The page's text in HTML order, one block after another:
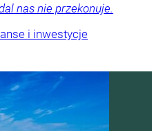
nas nie przekonuje.
i inwestycje